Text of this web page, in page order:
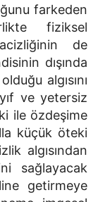
farkeden
fiziksel
de
dışında
algısını
ve yetersiz
ile özdeşime
küçük öteki
algısından
sağlayacak
getirmeye